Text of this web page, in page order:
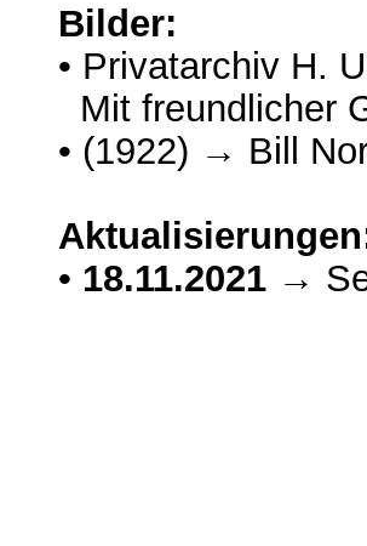
Bilder:
• Privatarchiv H.
Mit freundlicher
• (1922) → Bill
• 18.11.2021 →